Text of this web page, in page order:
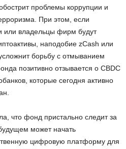
проблемы коррупции и
При этом, если
или владельцы фирм будут
наподобие zCash или
борьбу с отмыванием
позитивно отзывается о CBDC
которые сегодня активно
что фонд пристально следит за
может начать
цифровую платформу для